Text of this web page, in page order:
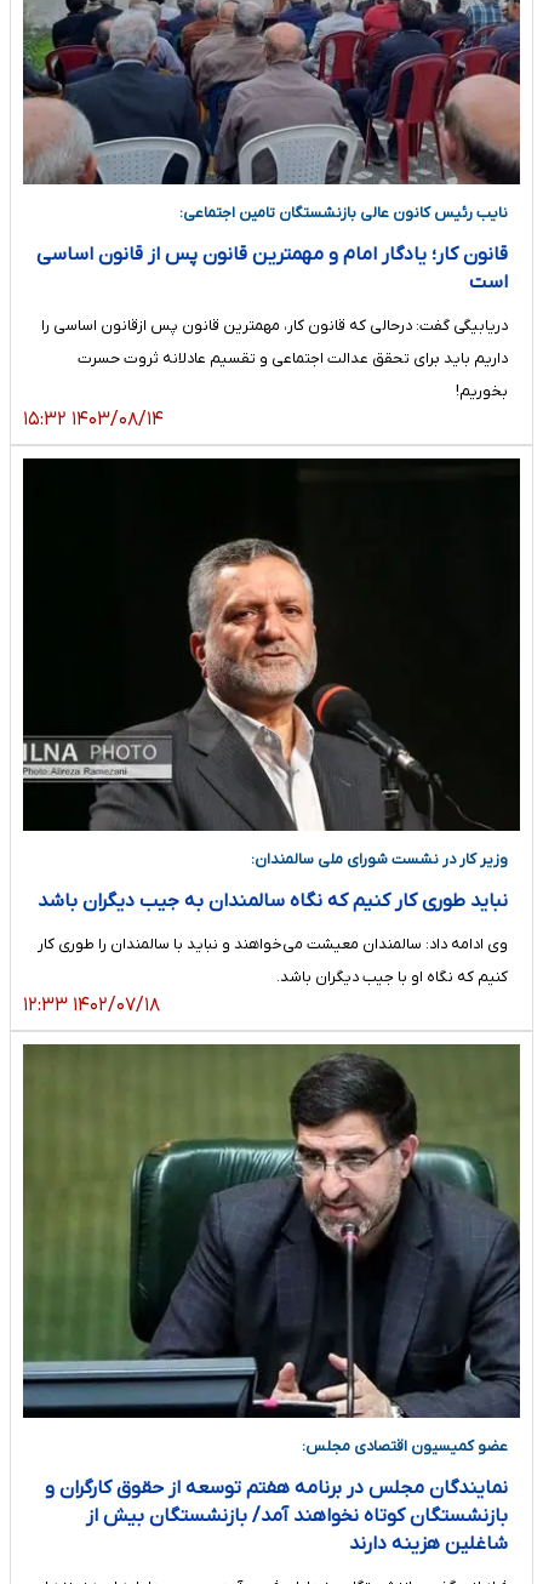
نایب رئیس کانون عالی بازنشستگان تامین اجتماعی:
قانون کار؛ یادگار امام و مهمترین قانون پس از قانون اساسی
است
دریابیگی گفت: درحالی که قانون کار، مهمترین قانون پس ازقانون اساسی را
داریم باید برای تحقق عدالت اجتماعی و تقسیم عادلانه ثروت حسرت
بخوریم!
۱۴۰۳/۰۸/۱۴ ۱۵:۳۲
وزیر کار در نشست شورای ملی سالمندان:
نباید طوری کار کنیم که نگاه سالمندان به جیب دیگران باشد
وی ادامه داد: سالمندان معیشت می‌خواهند و نباید با سالمندان را طوری کار
کنیم که نگاه او با جیب دیگران باشد.
۱۴۰۲/۰۷/۱۸ ۱۲:۳۳
عضو کمیسیون اقتصادی مجلس:
نمایندگان مجلس در برنامه هفتم توسعه از حقوق کارگران و
بازنشستگان کوتاه نخواهند آمد/ بازنشستگان بیش از
شاغلین هزینه دارند